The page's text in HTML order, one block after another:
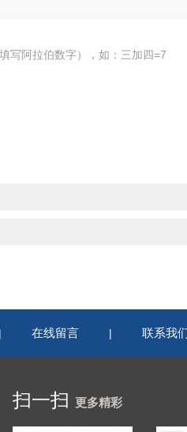
写阿拉伯数字），如：三加四=7
在线留言 | 联系我
扫一扫 更多精彩